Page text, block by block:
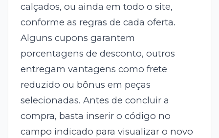
calçados, ou ainda em todo o site,
conforme as regras de cada oferta.
Alguns cupons garantem
porcentagens de desconto, outros
entregam vantagens como frete
reduzido ou bônus em peças
selecionadas. Antes de concluir a
compra, basta inserir o código no
campo indicado para visualizar o novo